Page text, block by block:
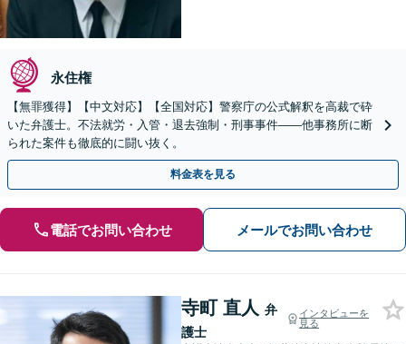
永住権
【無罪獲得】【中文対応】【全国対応】警察庁の公式解釈を高裁で砕
いた弁護士。不法就労・入管・退去強制・刑事事件——他事務所に断
られた案件も徹底的に闘い抜く。
料金表を見る
電話でお問い合わせ メールでお問い合わせ
寺町 直人 弁
護士
インタビューを
見る